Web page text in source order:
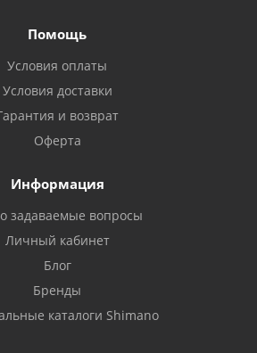
Помощь
Условия оплаты
Условия доставки
и возврат
Оферта
Информация
задаваемые вопросы
Личный кабинет
Блог
Бренды
каталоги Shimano